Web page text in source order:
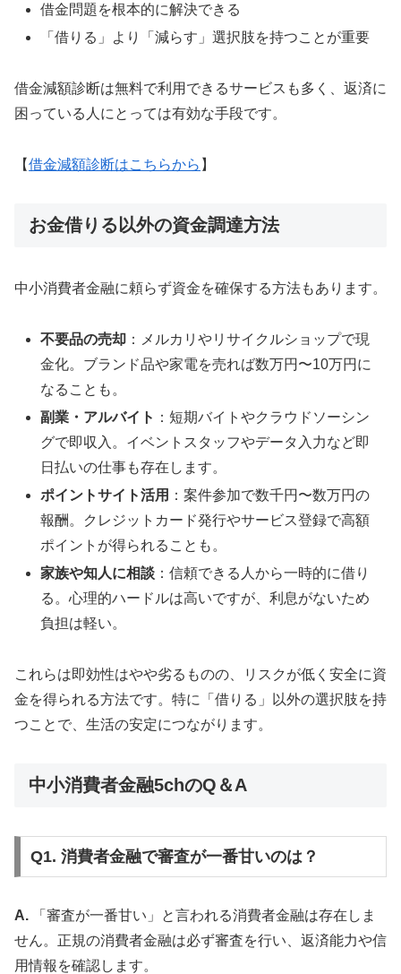
借金問題を根本的に解決できる
「借りる」より「減らす」選択肢を持つことが重要
借金減額診断は無料で利用できるサービスも多く、返済に
困っている人にとっては有効な手段です。
【借金減額診断はこちらから 】
お金借りる以外の資金調達方法
中小消費者金融に頼らず資金を確保する方法もあります。
不要品の売却 ：メルカリやリサイクルショップで現
金化。ブランド品や家電を売れば数万円〜10万円に
なることも。
副業・アルバイト ：短期バイトやクラウドソーシン
グで即収入。イベントスタッフやデータ入力など即
日払いの仕事も存在します。
ポイントサイト活用 ：案件参加で数千円〜数万円の
報酬。クレジットカード発行やサービス登録で高額
ポイントが得られることも。
家族や知人に相談 ：信頼できる人から一時的に借り
る。心理的ハードルは高いですが、利息がないため
負担は軽い。
これらは即効性はやや劣るものの、リスクが低く安全に資
金を得られる方法です。特に「借りる」以外の選択肢を持
つことで、生活の安定につながります。
中小消費者金融5chのQ＆A
Q1. 消費者金融で審査が一番甘いのは？
A. 「審査が一番甘い」と言われる消費者金融は存在しま
せん。正規の消費者金融は必ず審査を行い、返済能力や信
用情報を確認します。